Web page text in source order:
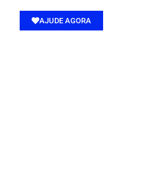
AJUDE AGORA